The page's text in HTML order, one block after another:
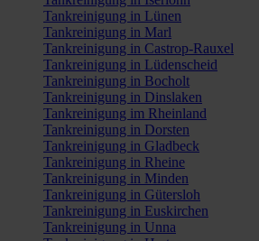
Tankreinigung in Lünen
Tankreinigung in Marl
Tankreinigung in Castrop-Rauxel
Tankreinigung in Lüdenscheid
Tankreinigung in Bocholt
Tankreinigung in Dinslaken
Tankreinigung im Rheinland
Tankreinigung in Dorsten
Tankreinigung in Gladbeck
Tankreinigung in Rheine
Tankreinigung in Minden
Tankreinigung in Gütersloh
Tankreinigung in Euskirchen
Tankreinigung in Unna